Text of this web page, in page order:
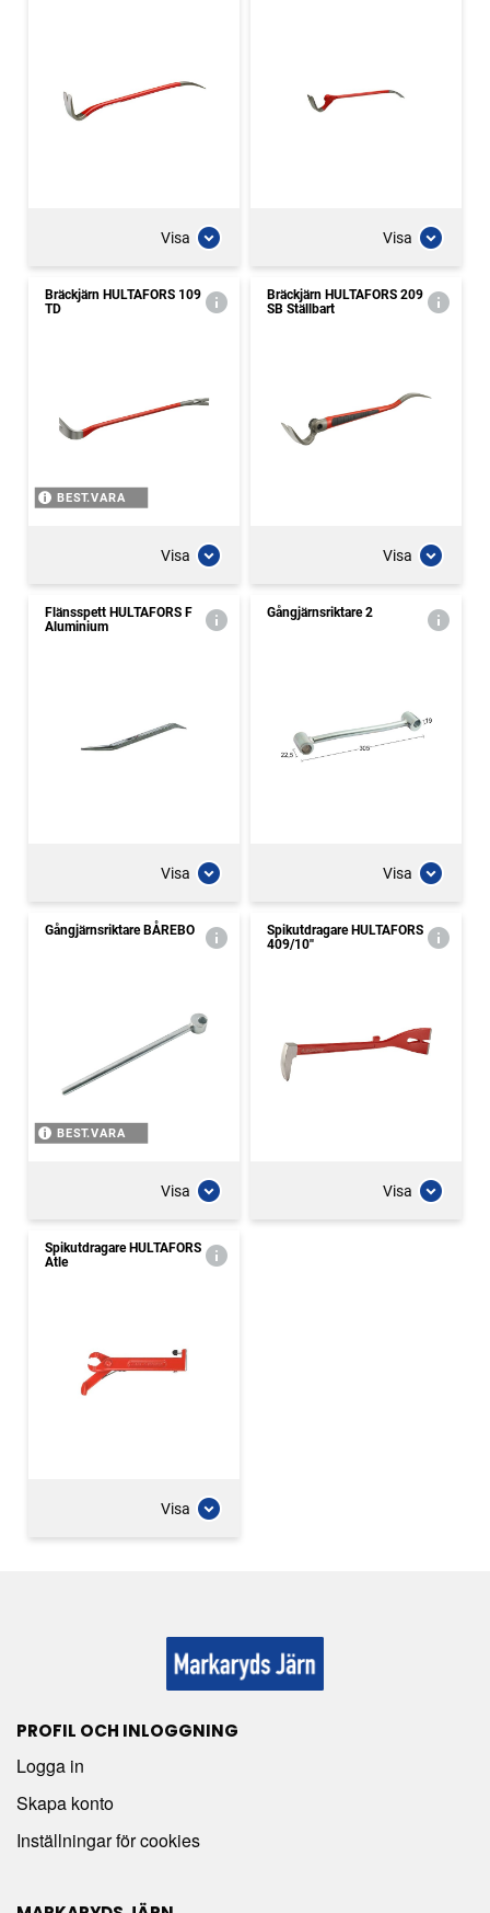
Visa Visa
Bräckjärn HULTAFORS 109
TD
BEST.VARA
Visa
Bräckjärn HULTAFORS 209
SB Ställbart
Visa
Flänsspett HULTAFORS F
Aluminium
Visa
Gångjärnsriktare 2
Visa
Gångjärnsriktare BÅREBO
BEST.VARA
Visa
Spikutdragare HULTAFORS
409/10''
Visa
Spikutdragare HULTAFORS
Atle
Visa
PROFIL OCH INLOGGNING
Logga in
Skapa konto
Inställningar för cookies